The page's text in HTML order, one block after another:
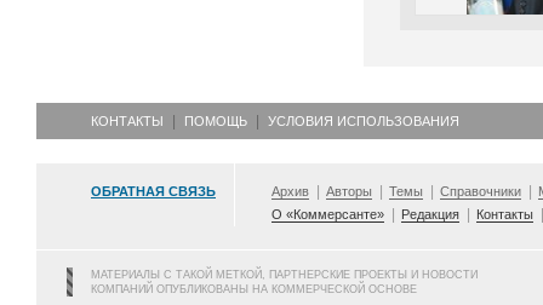
КОНТАКТЫ ПОМОЩЬ УСЛОВИЯ ИСПОЛЬЗОВАНИЯ
ОБРАТНАЯ СВЯЗЬ Архив Авторы Темы Справочники
О «Коммерсанте»
Редакция Контакты
МАТЕРИАЛЫ С ТАКОЙ МЕТКОЙ, ПАРТНЕРСКИЕ ПРОЕКТЫ И НОВОСТИ
КОМПАНИЙ ОПУБЛИКОВАНЫ НА КОММЕРЧЕСКОЙ ОСНОВЕ